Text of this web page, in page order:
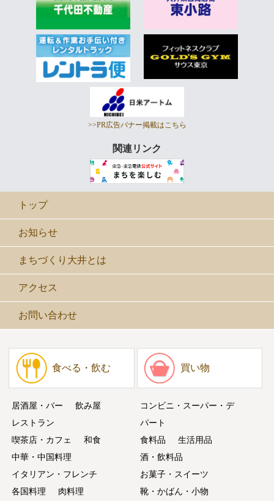
>>PR広告バナー掲載はこちら
関連リンク
トップ
お知らせ
まちづくり大井とは
アクセス
お問い合わせ
食べる・飲む
居酒屋・バー
飲み屋
レストラン
喫茶店・カフェ
和食
中華・中国料理
イタリアン・フレンチ
各国料理
肉料理
買い物
コンビニ・スーパー・デ
パート
食料品
生活用品
酒・飲料品
お菓子・スイーツ
靴・かばん・小物